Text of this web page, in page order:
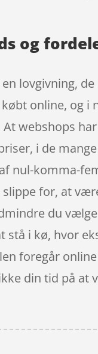
og
lovgivning, de
online, og i
webshops
i de
nul-komma-
for, at
du
stå i kø, hvor
foregår
din tid på at